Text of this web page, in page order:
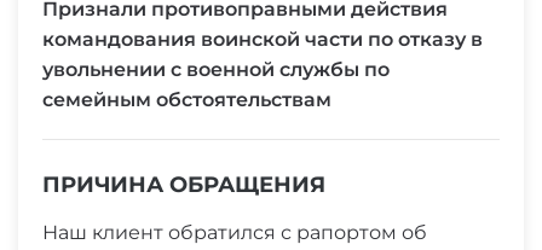
Признали противоправными действия
командования воинской части по отказу в
увольнении с военной службы по
семейным обстоятельствам
ПРИЧИНА ОБРАЩЕНИЯ
Наш клиент обратился с рапортом об